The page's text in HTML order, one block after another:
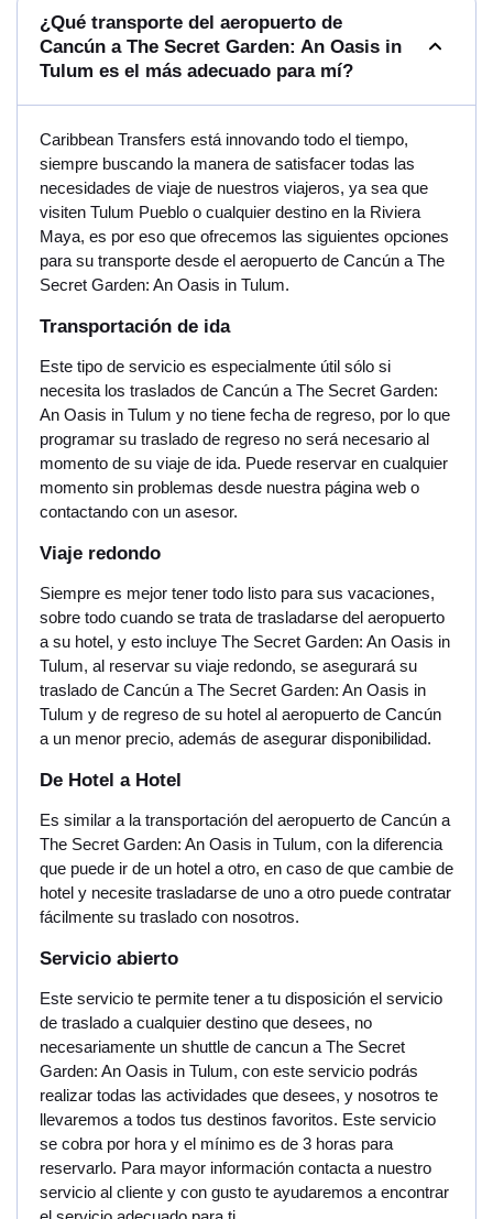
¿Qué transporte del aeropuerto de
Cancún a The Secret Garden: An Oasis in
Tulum es el más adecuado para mí?
Caribbean Transfers está innovando todo el tiempo,
siempre buscando la manera de satisfacer todas las
necesidades de viaje de nuestros viajeros, ya sea que
visiten Tulum Pueblo o cualquier destino en la Riviera
Maya, es por eso que ofrecemos las siguientes opciones
para su transporte desde el aeropuerto de Cancún a The
Secret Garden: An Oasis in Tulum.
Transportación de ida
Este tipo de servicio es especialmente útil sólo si
necesita los traslados de Cancún a The Secret Garden:
An Oasis in Tulum y no tiene fecha de regreso, por lo que
programar su traslado de regreso no será necesario al
momento de su viaje de ida. Puede reservar en cualquier
momento sin problemas desde nuestra página web o
contactando con un asesor.
Viaje redondo
Siempre es mejor tener todo listo para sus vacaciones,
sobre todo cuando se trata de trasladarse del aeropuerto
a su hotel, y esto incluye The Secret Garden: An Oasis in
Tulum, al reservar su viaje redondo, se asegurará su
traslado de Cancún a The Secret Garden: An Oasis in
Tulum y de regreso de su hotel al aeropuerto de Cancún
a un menor precio, además de asegurar disponibilidad.
De Hotel a Hotel
Es similar a la transportación del aeropuerto de Cancún a
The Secret Garden: An Oasis in Tulum, con la diferencia
que puede ir de un hotel a otro, en caso de que cambie de
hotel y necesite trasladarse de uno a otro puede contratar
fácilmente su traslado con nosotros.
Servicio abierto
Este servicio te permite tener a tu disposición el servicio
de traslado a cualquier destino que desees, no
necesariamente un shuttle de cancun a The Secret
Garden: An Oasis in Tulum, con este servicio podrás
realizar todas las actividades que desees, y nosotros te
llevaremos a todos tus destinos favoritos. Este servicio
se cobra por hora y el mínimo es de 3 horas para
reservarlo. Para mayor información contacta a nuestro
servicio al cliente y con gusto te ayudaremos a encontrar